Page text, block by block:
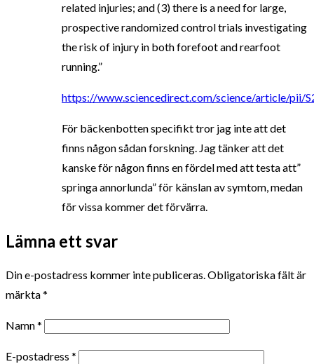
related injuries; and (3) there is a need for large,
prospective randomized control trials investigating
the risk of injury in both forefoot and rearfoot
running.”
https://www.sciencedirect.com/science/article/pii/
För bäckenbotten specifikt tror jag inte att det
finns någon sådan forskning. Jag tänker att det
kanske för någon finns en fördel med att testa att”
springa annorlunda” för känslan av symtom, medan
för vissa kommer det förvärra.
Lämna ett svar
Din e-postadress kommer inte publiceras.Obligatoriska fält är
märkta*
Namn*
E-postadress *